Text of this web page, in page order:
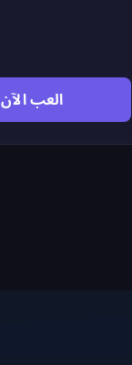
الكهف المرعب.
العب الآن